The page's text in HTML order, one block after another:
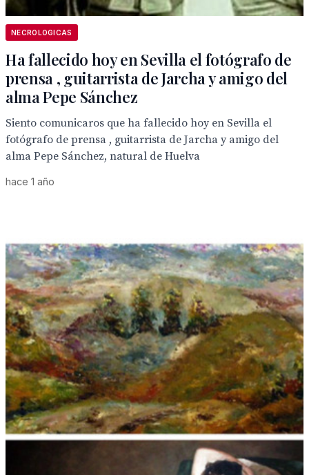
NECROLOGICAS
Ha fallecido hoy en Sevilla el fotógrafo de
prensa , guitarrista de Jarcha y amigo del
alma Pepe Sánchez
Siento comunicaros que ha fallecido hoy en Sevilla el
fotógrafo de prensa , guitarrista de Jarcha y amigo del
alma Pepe Sánchez, natural de Huelva
hace 1 año